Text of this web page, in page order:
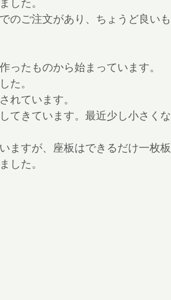
した。
のご注文があり、ちょうど良い
ったものから始まっています。
た。
れています。
てきています。最近少し小さくな
ますが、座板はできるだけ一枚板
した。